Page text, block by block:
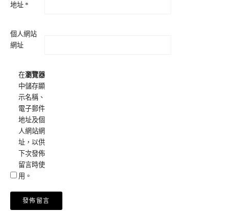
地址 *
個人網站
網址
在瀏覽器
中儲存顯
示名稱、
電子郵件
地址及個
人網站網
址，以供
下次發佈
留言時使
用。